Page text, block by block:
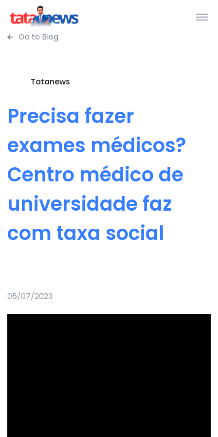
Go to Blog
Tatanews
Precisa fazer
exames médicos?
Centro médico de
universidade faz
com taxa social
05/07/2023